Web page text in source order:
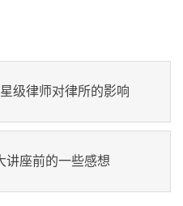
星级律师对律所的影响
讲座前的一些感想